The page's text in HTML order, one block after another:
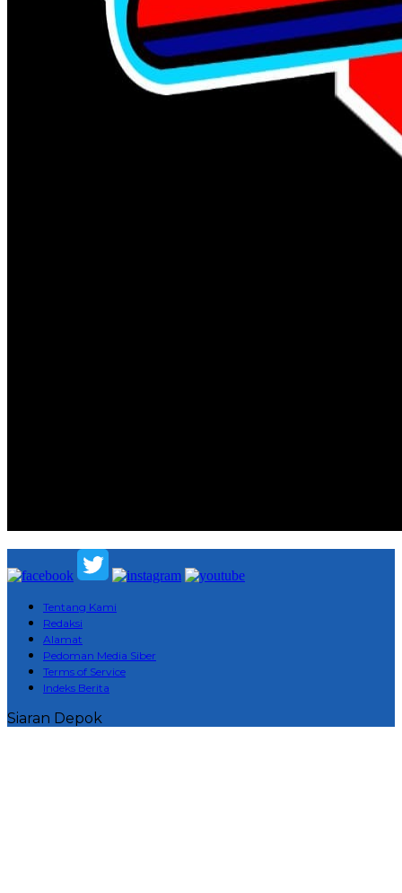
Tentang Kami
Redaksi
Alamat
Pedoman Media Siber
Terms of Service
Indeks Berita
Siaran Depok